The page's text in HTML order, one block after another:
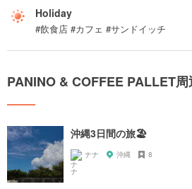
Holiday
#飲食店 #カフェ #サンドイッチ
PANINO & COFFEE PALLET
沖縄3日間の旅🏖
ナナ 沖縄 8